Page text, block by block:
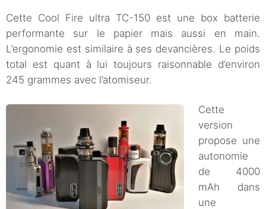
Cette Cool Fire ultra TC-150 est une box batterie
performante sur le papier mais aussi en main.
L’ergonomie est similaire à ses devancières. Le poids
total est quant à lui toujours raisonnable d’environ
245 grammes avec l’atomiseur.
Cette
version
propose une
autonomie
de 4000
mAh dans
une